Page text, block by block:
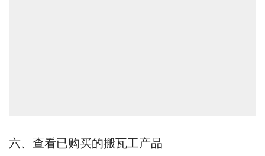
六、查看已购买的搬瓦工产品